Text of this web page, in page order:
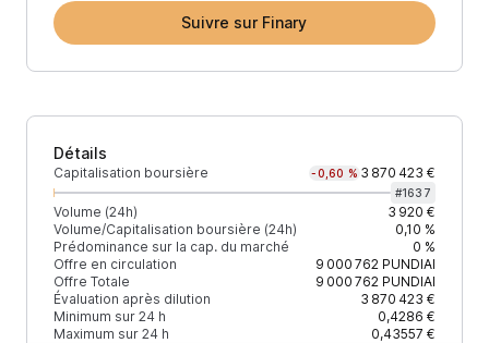
Suivre sur Finary
Détails
Capitalisation boursière -0,60 % 3 870 423 €
#1637
Volume (24h)
3 920 €
Volume/Capitalisation boursière (24h)
0,10 %
Prédominance sur la cap. du marché
0 %
Offre en circulation
9 000 762PUNDIAI
Offre Totale
9 000 762PUNDIAI
Évaluation après dilution
3 870 423 €
Minimum sur 24 h
0,4286 €
Maximum sur 24 h
0,43557 €